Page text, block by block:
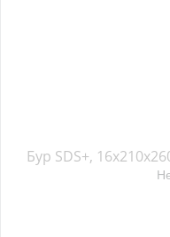
Бур SDS+,